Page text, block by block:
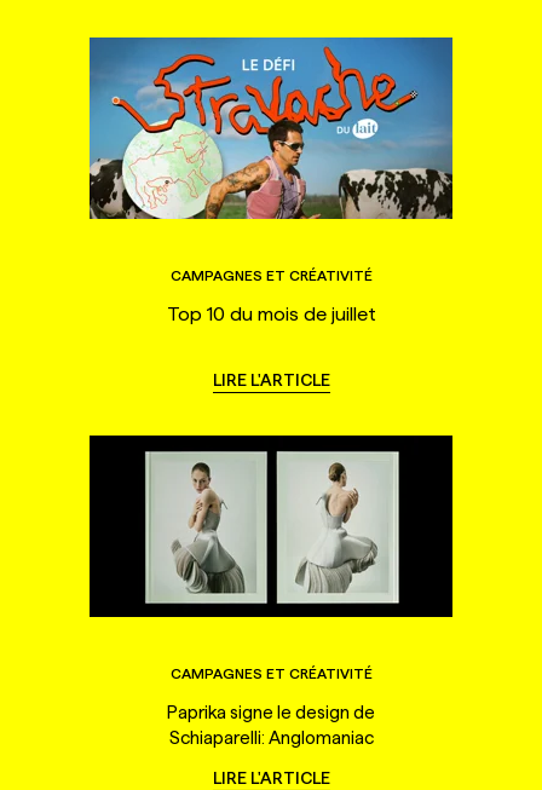
CAMPAGNES ET CRÉATIVITÉ
Top 10 du mois de juillet
LIRE L'ARTICLE
CAMPAGNES ET CRÉATIVITÉ
Paprika signe le design de
Schiaparelli: Anglomaniac
LIRE L'ARTICLE